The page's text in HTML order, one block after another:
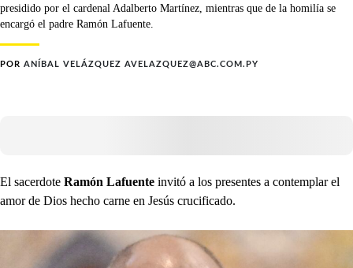
presidido por el cardenal Adalberto Martínez, mientras que de la homilía se
encargó el padre Ramón Lafuente.
POR ANÍBAL VELÁZQUEZ AVELAZQUEZ@ABC.COM.PY
El sacerdote Ramón Lafuente invitó a los presentes a contemplar el
amor de Dios hecho carne en Jesús crucificado.